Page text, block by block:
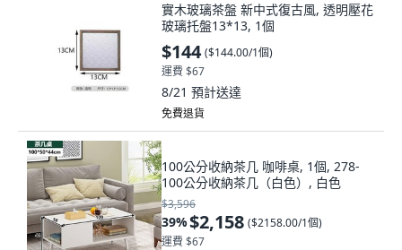
實木玻璃茶盤 新中式復古風, 透明壓花
玻璃托盤13*13, 1個
$144 ($144.00/1個)
運費 $67
8/21 預計送達
免費退貨
100公分收納茶几 咖啡桌, 1個, 278-
100公分收納茶几（白色）, 白色
$3,596
39%$2,158 ($2158.00/1個)
運費 $67